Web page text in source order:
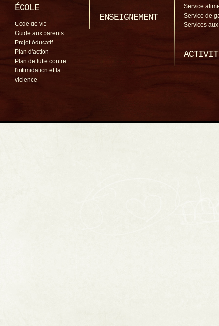
ÉCOLE
Code de vie
Guide aux parents
Projet éducatif
Plan d'action
Plan de lutte contre
l'intimidation et la
violence
ENSEIGNEMENT
Service
Service de
Services